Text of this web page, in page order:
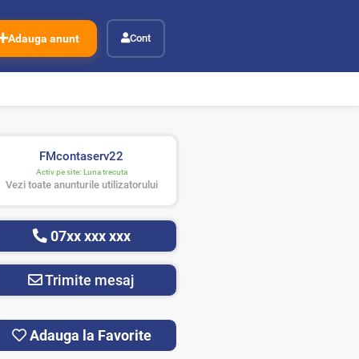
Adauga anunt Cont
FMcontaserv22
Activ pe site: Luna trecuta
Vezi toate anunturile utilizatorului
07xx xxx xxx
Trimite mesaj
Adauga la Favorite